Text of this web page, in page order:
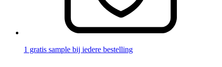
1 gratis sample bij iedere bestelling